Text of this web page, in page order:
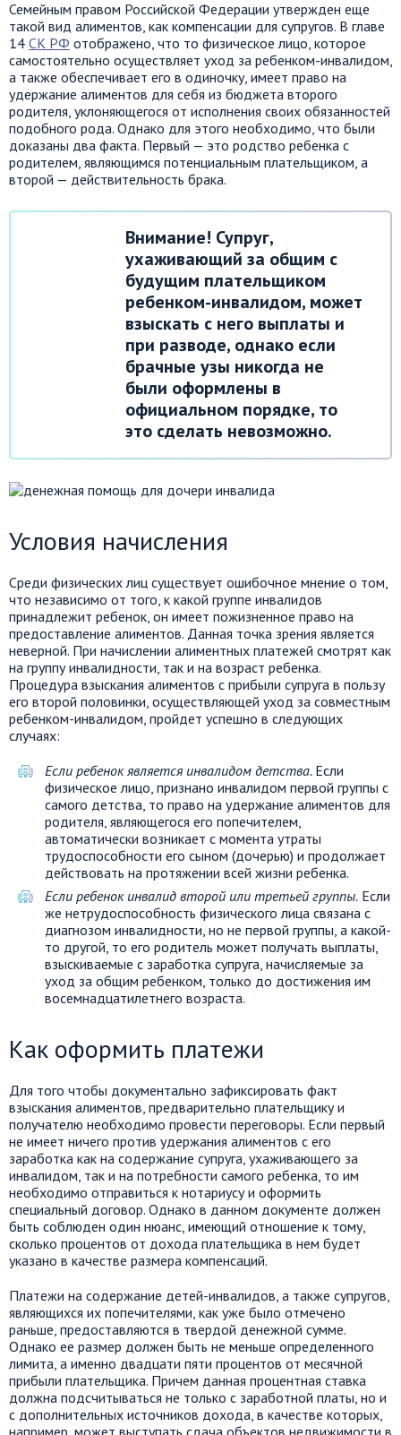
Семейным правом Российской Федерации утвержден еще
такой вид алиментов, как компенсации для супругов. В главе
14 СК РФ отображено, что то физическое лицо, которое
самостоятельно осуществляет уход за ребенком-инвалидом,
а также обеспечивает его в одиночку, имеет право на
удержание алиментов для себя из бюджета второго
родителя, уклоняющегося от исполнения своих обязанностей
подобного рода. Однако для этого необходимо, что были
доказаны два факта. Первый — это родство ребенка с
родителем, являющимся потенциальным плательщиком, а
второй — действительность брака.
Внимание! Супруг,
ухаживающий за общим с
будущим плательщиком
ребенком-инвалидом, может
взыскать с него выплаты и
при разводе, однако если
брачные узы никогда не
были оформлены в
официальном порядке, то
это сделать невозможно.
Условия начисления
Среди физических лиц существует ошибочное мнение о том,
что независимо от того, к какой группе инвалидов
принадлежит ребенок, он имеет пожизненное право на
предоставление алиментов. Данная точка зрения является
неверной. При начислении алиментных платежей смотрят как
на группу инвалидности, так и на возраст ребенка.
Процедура взыскания алиментов с прибыли супруга в пользу
его второй половинки, осуществляющей уход за совместным
ребенком-инвалидом, пройдет успешно в следующих
случаях:
Если ребенок является инвалидом детства. Если
физическое лицо, признано инвалидом первой группы с
самого детства, то право на удержание алиментов для
родителя, являющегося его попечителем,
автоматически возникает с момента утраты
трудоспособности его сыном (дочерью) и продолжает
действовать на протяжении всей жизни ребенка.
Если ребенок инвалид второй или третьей группы. Если
же нетрудоспособность физического лица связана с
диагнозом инвалидности, но не первой группы, а какой-
то другой, то его родитель может получать выплаты,
взыскиваемые с заработка супруга, начисляемые за
уход за общим ребенком, только до достижения им
восемнадцатилетнего возраста.
Как оформить платежи
Для того чтобы документально зафиксировать факт
взыскания алиментов, предварительно плательщику и
получателю необходимо провести переговоры. Если первый
не имеет ничего против удержания алиментов с его
заработка как на содержание супруга, ухаживающего за
инвалидом, так и на потребности самого ребенка, то им
необходимо отправиться к нотариусу и оформить
специальный договор. Однако в данном документе должен
быть соблюден один нюанс, имеющий отношение к тому,
сколько процентов от дохода плательщика в нем будет
указано в качестве размера компенсаций.
Платежи на содержание детей-инвалидов, а также супругов,
являющихся их попечителями, как уже было отмечено
раньше, предоставляются в твердой денежной сумме.
Однако ее размер должен быть не меньше определенного
лимита, а именно двадцати пяти процентов от месячной
прибыли плательщика. Причем данная процентная ставка
должна подсчитываться не только с заработной платы, но и
с дополнительных источников дохода, в качестве которых,
например, может выступать сдача объектов недвижимости в